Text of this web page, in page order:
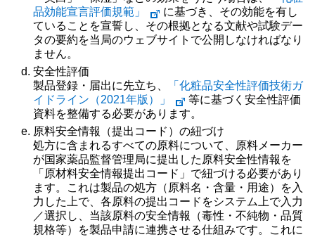
品効能宣言評価規範」
に基づき、その効能を有し
ていることを宣誓し、その根拠となる文献や試験デー
タの要約を当局のウェブサイトで公開しなければなり
ません。
安全性評価
製品登録・届出に先立ち、
「化粧品安全性評価技術ガ
イドライン（2021年版）」
等に基づく安全性評価
資料を整備する必要があります。
原料安全情報（提出コード）の紐づけ
処方に含まれるすべての原料について、原料メーカー
が国家薬品監督管理局に提出した原料安全性情報を
「原材料安全情報提出コード」で紐づける必要があり
ます。これは製品の処方（原料名・含量・用途）を入
力した上で、各原料の提出コードをシステム上で入力
／選択し、当該原料の安全情報（毒性・不純物・品質
規格等）を製品申請に連携させる仕組みです。これに